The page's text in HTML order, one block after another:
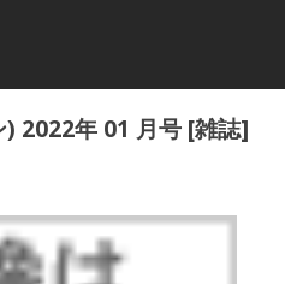
2022年 01 月号 [雑誌]